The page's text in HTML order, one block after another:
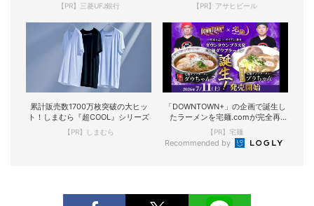
【PR】三菱UFJ銀行 【PR】アサヒビール
累計販売数1700万枚突破の大ヒッ
ト！しまむら『超COOL』シリーズ
【PR】しまむら
「DOWNTOWN+」の企画で誕生し
たラーメンを宅麺.comが完全再
現！
【PR】宅麺
Recommended by